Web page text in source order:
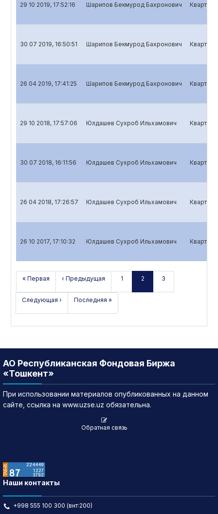
29 10 2019, 17:52:16 Шарипов Бекмурод Бахронович
30 07 2019, 16:50:51 Шарипов Бекмурод Бахронович
26 04 2019, 17:41:25 Шарипов Бекмурод Бахронович
29 10 2018, 17:57:06 Юлдашев Сухроб Ильхамович
30 07 2018, 16:11:56 Юлдашев Сухроб Ильхамович
26 04 2018, 17:26:57 Юлдашев Сухроб Ильхамович
26 10 2017, 17:10:32 Юлдашев Сухроб Ильхамович
« Первая ‹ Предыдущая 1 2 3
Следующая › Последняя »
АО Республиканская Фондовая Биржа
«Тошкент»
При использовании материалов опубликованных на данном
сайте, ссылка на www.uzse.uz обязательна.
Обратная связь
Наши контакты
+998 555 100 300 (внт:200)